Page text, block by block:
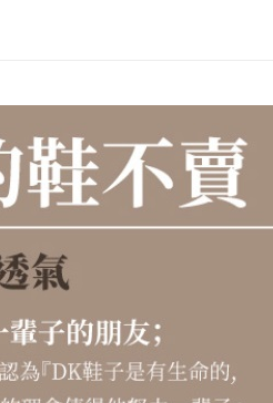
付款後門市自取
免運費
境外配送